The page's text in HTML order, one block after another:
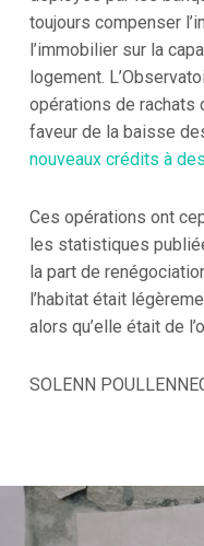
toujours compenser
l’immobilier sur la
logement.
opérations de rachats
faveur de la baisse
nouveaux crédits à
Ces opérations ont
les statistiques
la part de
l’habitat était
alors qu’elle était de
SOLENN